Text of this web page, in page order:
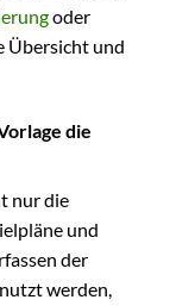
oder
Übersicht und
die
nur die
und
der
werden,